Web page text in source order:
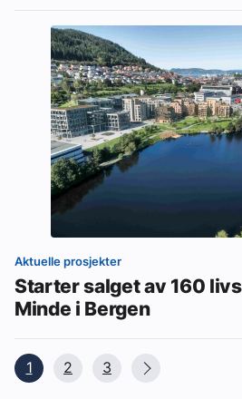
Aktuelle prosjekter
Starter salget av 160
Minde i Bergen
1 2 3